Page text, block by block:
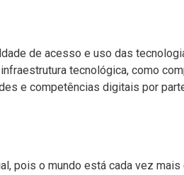
de acesso e uso das
tecnológica, como
e competências digitais por
pois o mundo está cada vez mais